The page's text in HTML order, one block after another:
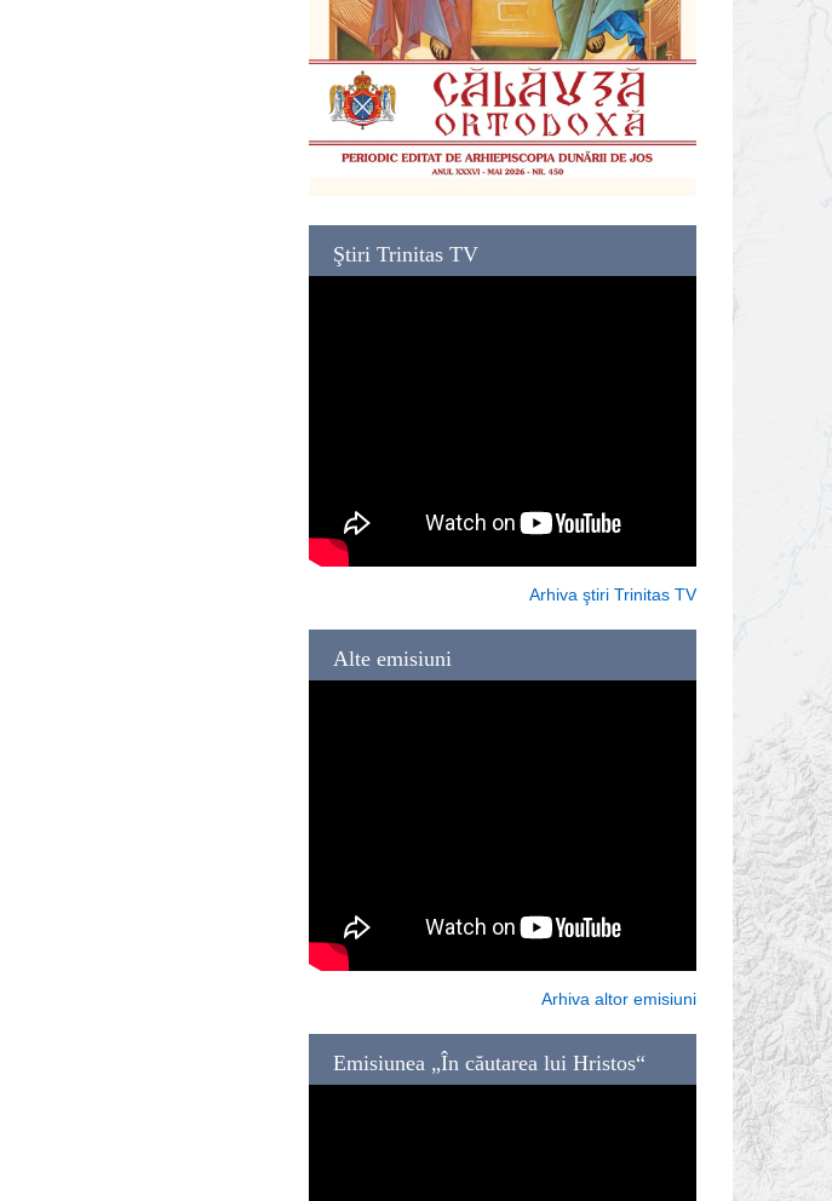
Ştiri Trinitas TV
Arhiva ştiri Trinitas TV
Alte emisiuni
Arhiva altor emisiuni
Emisiunea „În căutarea lui Hristos“